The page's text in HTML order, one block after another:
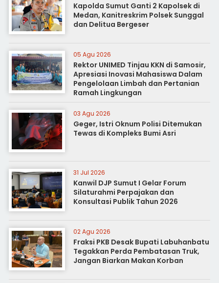
Kapolda Sumut Ganti 2 Kapolsek di
Medan, Kanitreskrim Polsek Sunggal
dan Delitua Bergeser
05 Agu 2026
Rektor UNIMED Tinjau KKN di Samosir,
Apresiasi Inovasi Mahasiswa Dalam
Pengelolaan Limbah dan Pertanian
Ramah Lingkungan
03 Agu 2026
Geger, Istri Oknum Polisi Ditemukan
Tewas di Kompleks Bumi Asri
31 Jul 2026
Kanwil DJP Sumut I Gelar Forum
Silaturahmi Perpajakan dan
Konsultasi Publik Tahun 2026
02 Agu 2026
Fraksi PKB Desak Bupati Labuhanbatu
Tegakkan Perda Pembatasan Truk,
Jangan Biarkan Makan Korban